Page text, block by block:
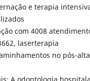
e terapia
com 4008
laserterapia
no pós-